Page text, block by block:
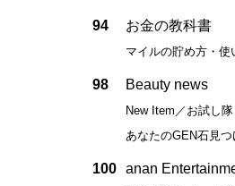
94 お金の教科書
マイルの貯め方・使
98 Beauty news
New Item／お試し
あなたのGEN石見
100 anan